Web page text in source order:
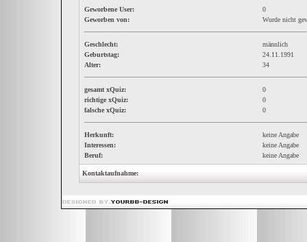
Geworbene User:
0
Geworben von:
Wurde nicht
Geschlecht:
männlich
Geburtstag:
24.11.1991
Alter:
34
gesamt xQuiz:
0
richtige xQuiz:
0
falsche xQuiz:
0
Herkunft:
keine Angabe
Interessen:
keine Angabe
Beruf:
keine Angabe
Kontaktaufnahme: